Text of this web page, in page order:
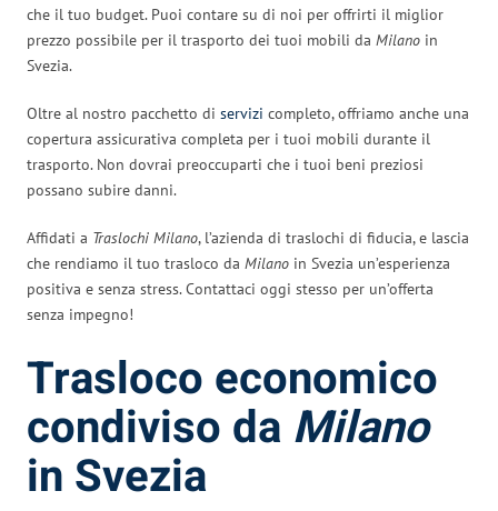
che il tuo budget. Puoi contare su di noi per offrirti il miglior
prezzo possibile per il trasporto dei tuoi mobili da Milano in
Svezia.
Oltre al nostro pacchetto di servizi completo, offriamo anche una
copertura assicurativa completa per i tuoi mobili durante il
trasporto. Non dovrai preoccuparti che i tuoi beni preziosi
possano subire danni.
Affidati a Traslochi Milano, l’azienda di traslochi di fiducia, e lascia
che rendiamo il tuo trasloco da Milano in Svezia un’esperienza
positiva e senza stress. Contattaci oggi stesso per un’offerta
senza impegno!
Trasloco economico
condiviso da Milano
in Svezia